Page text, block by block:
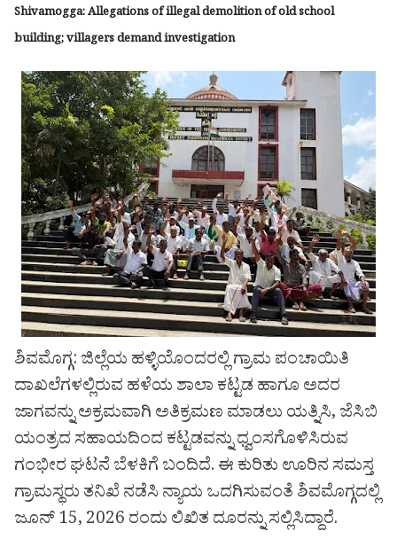
Shivamogga: Allegations of illegal demolition of old school
building; villagers demand investigation
ಶಿವಮೊಗ್ಗ: ಜಿಲ್ಲೆಯ ಹಳ್ಳಿಯೊಂದರಲ್ಲಿ ಗ್ರಾಮ ಪಂಚಾಯಿತಿ
ದಾಖಲೆಗಳಲ್ಲಿರುವ ಹಳೆಯ ಶಾಲಾ ಕಟ್ಟಡ ಹಾಗೂ ಅದರ
ಜಾಗವನ್ನು ಅಕ್ರಮವಾಗಿ ಅತಿಕ್ರಮಣ ಮಾಡಲು ಯತ್ನಿಸಿ, ಜೆಸಿಬಿ
ಯಂತ್ರದ ಸಹಾಯದಿಂದ ಕಟ್ಟಡವನ್ನು ಧ್ವಂಸಗೊಳಿಸಿರುವ
ಗಂಭೀರ ಘಟನೆ ಬೆಳಕಿಗೆ ಬಂದಿದೆ. ಈ ಕುರಿತು ಊರಿನ ಸಮಸ್ತ
ಗ್ರಾಮಸ್ಥರು ತನಿಖೆ ನಡೆಸಿ ನ್ಯಾಯ ಒದಗಿಸುವಂತೆ ಶಿವಮೊಗ್ಗದಲ್ಲಿ
ಜೂನ್ 15, 2026 ರಂದು ಲಿಖಿತ ದೂರನ್ನು ಸಲ್ಲಿಸಿದ್ದಾರೆ.